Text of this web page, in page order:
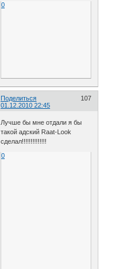
0
Поделиться
107
01.12.2010 22:45
Лучше бы мне отдали я бы
такой адский Raat-Look
сделал!!!!!!!!!!!!!!
0